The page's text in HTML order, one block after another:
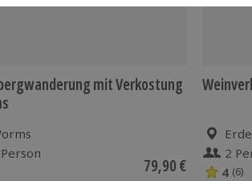
mit Verkostung
79,90 €
2
4 (6)